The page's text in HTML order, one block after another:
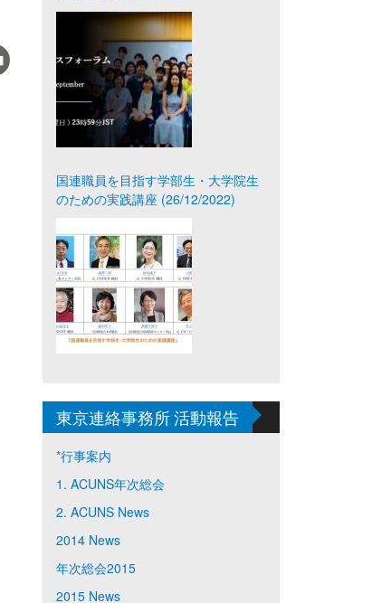
国連職員を目指す学部生・大学院生
のための実践講座 (26/12/2022)
東京連絡事務所 活動報告
*行事案内
1. ACUNS年次総会
2. ACUNS News
2014 News
年次総会2015
2015 News